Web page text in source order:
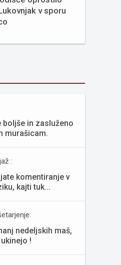
v sporu
boljše in zasluženo
murašicam.
:
komentiranje v
kajti tuk...
nedeljskih maš,
!